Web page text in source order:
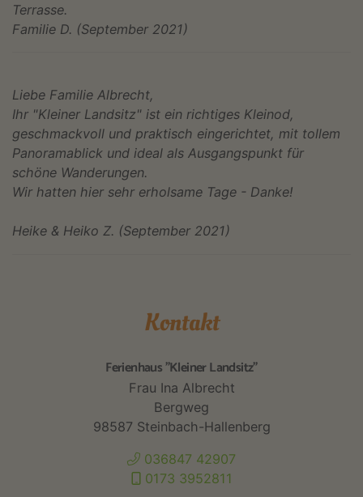
Terrasse.
Familie D. (September 2021)
Liebe Familie Albrecht,
Ihr "Kleiner Landsitz" ist ein richtiges Kleinod,
geschmackvoll und praktisch eingerichtet, mit tollem
Panoramablick und ideal als Ausgangspunkt für
schöne Wanderungen.
Wir hatten hier sehr erholsame Tage - Danke!
Heike & Heiko Z. (September 2021)
Kontakt
Ferienhaus "Kleiner Landsitz"
Frau Ina Albrecht
Bergweg
98587 Steinbach-Hallenberg
036847 42907
0173 3952811